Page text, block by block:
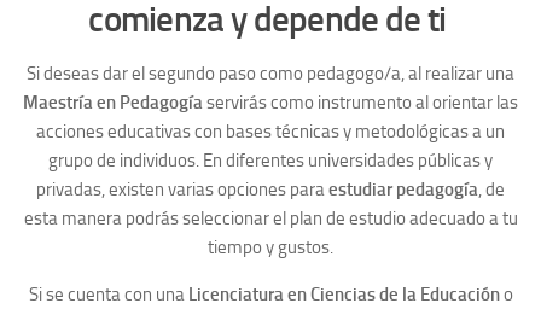
comienza y depende de ti
Si deseas dar el segundo paso como pedagogo/a, al realizar una
Maestría en Pedagogíaservirás como instrumento al orientar las
acciones educativas con bases técnicas y metodológicasa un
grupo de individuos. En diferentes universidades públicas y
privadas, existen varias opciones paraestudiar pedagogía, de
esta manera podrás seleccionar el plan de estudio adecuado a tu
tiempo y gustos.
Si se cuenta con una Licenciatura en Ciencias de la Educacióno